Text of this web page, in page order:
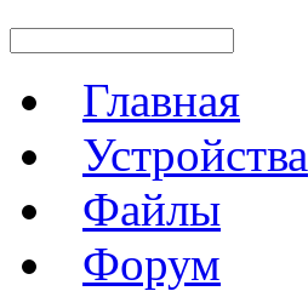
Главная
Устройства
Файлы
Форум